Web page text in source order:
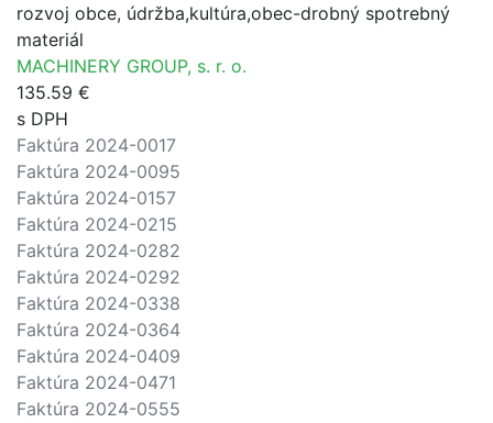
rozvoj obce, údržba,kultúra,obec-drobný spotrebný
materiál
MACHINERY GROUP, s. r. o.
135.59 €
s DPH
Faktúra 2024-0017
Faktúra 2024-0095
Faktúra 2024-0157
Faktúra 2024-0215
Faktúra 2024-0282
Faktúra 2024-0292
Faktúra 2024-0338
Faktúra 2024-0364
Faktúra 2024-0409
Faktúra 2024-0471
Faktúra 2024-0555